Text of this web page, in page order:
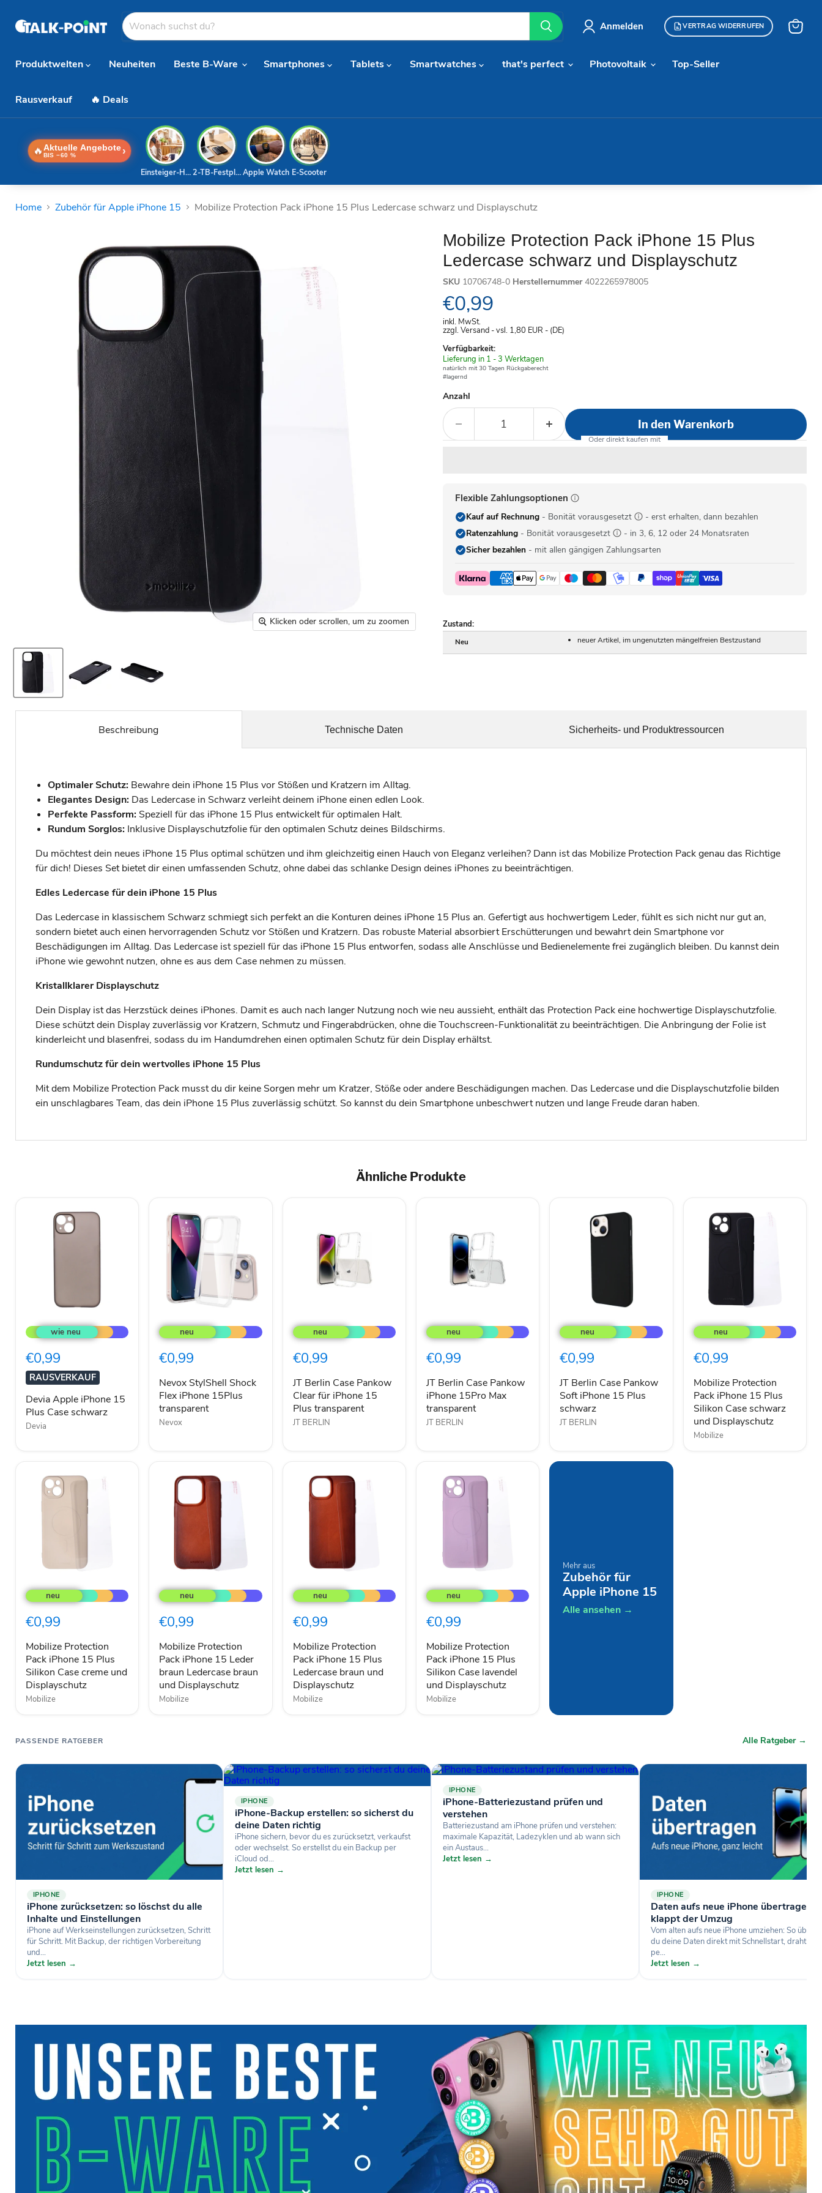
Anmelden VERTRAG WIDERRUFEN
Produktwelten
Neuheiten Beste B-Ware Smartphones Tablets Smartwatches that's perfect Photovoltaik Top-Seller
Rausverkauf 🔥 Deals
🔥 Aktuelle Angebote
BIS −60 % ›
E-Scooter
Apple Watch
2-TB-Festplatte
Einsteiger-Handy
Home Zubehör für Apple iPhone 15 Mobilize Protection Pack iPhone 15 Plus Ledercase schwarz und Displayschutz
Klicken oder scrollen, um zu zoomen
Mobilize Protection Pack iPhone 15 Plus
Ledercase schwarz und Displayschutz
SKU 10706748-0 Herstellernummer 4022265978005
Aktueller Preis
€0,99
inkl. MwSt.
zzgl. Versand - vsl. 1,80 EUR - (DE)
Verfügbarkeit:
Verfügbar
-
Lieferung in 1 - 3 Werktagen
natürlich mit 30 Tagen Rückgaberecht
#lagernd
Anzahl
In den Warenkorb
Flexible Zahlungsoptionen
Kauf auf Rechnung- Bonität vorausgesetzt
- erst erhalten, dann bezahlen
Ratenzahlung- Bonität vorausgesetzt
- in 3, 6, 12 oder 24 Monatsraten
Sicher bezahlen- mit allen gängigen Zahlungsarten
Zustand:
Neu neuer Artikel, im ungenutzten mängelfreien Bestzustand
Beschreibung
Optimaler Schutz: Bewahre dein iPhone 15 Plus vor Stößen und Kratzern im Alltag.
Elegantes Design: Das Ledercase in Schwarz verleiht deinem iPhone einen edlen Look.
Perfekte Passform: Speziell für das iPhone 15 Plus entwickelt für optimalen Halt.
Rundum Sorglos: Inklusive Displayschutzfolie für den optimalen Schutz deines Bildschirms.
Du möchtest dein neues iPhone 15 Plus optimal schützen und ihm gleichzeitig einen Hauch von Eleganz verleihen? Dann ist das Mobilize Protection Pack genau das Richtige
für dich! Dieses Set bietet dir einen umfassenden Schutz, ohne dabei das schlanke Design deines iPhones zu beeinträchtigen.
Edles Ledercase für dein iPhone 15 Plus
Das Ledercase in klassischem Schwarz schmiegt sich perfekt an die Konturen deines iPhone 15 Plus an. Gefertigt aus hochwertigem Leder, fühlt es sich nicht nur gut an,
sondern bietet auch einen hervorragenden Schutz vor Stößen und Kratzern. Das robuste Material absorbiert Erschütterungen und bewahrt dein Smartphone vor
Beschädigungen im Alltag. Das Ledercase ist speziell für das iPhone 15 Plus entworfen, sodass alle Anschlüsse und Bedienelemente frei zugänglich bleiben. Du kannst dein
iPhone wie gewohnt nutzen, ohne es aus dem Case nehmen zu müssen.
Kristallklarer Displayschutz
Dein Display ist das Herzstück deines iPhones. Damit es auch nach langer Nutzung noch wie neu aussieht, enthält das Protection Pack eine hochwertige Displayschutzfolie.
Diese schützt dein Display zuverlässig vor Kratzern, Schmutz und Fingerabdrücken, ohne die Touchscreen-Funktionalität zu beeinträchtigen. Die Anbringung der Folie ist
kinderleicht und blasenfrei, sodass du im Handumdrehen einen optimalen Schutz für dein Display erhältst.
Rundumschutz für dein wertvolles iPhone 15 Plus
Mit dem Mobilize Protection Pack musst du dir keine Sorgen mehr um Kratzer, Stöße oder andere Beschädigungen machen. Das Ledercase und die Displayschutzfolie bilden
ein unschlagbares Team, das dein iPhone 15 Plus zuverlässig schützt. So kannst du dein Smartphone unbeschwert nutzen und lange Freude daran haben.
Technische Daten Sicherheits- und Produktressourcen
Ähnliche Produkte
Apple
iPhone
Plus
Case
schwarz
€0,99
RAUSVERKAUF
Devia Apple iPhone 15
Plus Case schwarz
Devia
StylShell
Shock
iPhone
transparent
€0,99
Nevox StylShell Shock
Flex iPhone 15Plus
transparent
Nevox
Berlin
Case
Clear
iPhone
15
Plus
transparent
€0,99
JT Berlin Case Pankow
Clear für iPhone 15
Plus transparent
JT BERLIN
Berlin
Case
iPhone
Max
transparent
€0,99
JT Berlin Case Pankow
iPhone 15Pro Max
transparent
JT BERLIN
Berlin
Case
Soft
15
Plus
schwarz
€0,99
JT Berlin Case Pankow
Soft iPhone 15 Plus
schwarz
JT BERLIN
Protection
Pack
15
Silikon
Case
schwarz
und
Displayschutz
€0,99
Mobilize Protection
Pack iPhone 15 Plus
Silikon Case schwarz
und Displayschutz
Mobilize
Protection
Pack
15
Silikon
Case
creme
und
Displayschutz
€0,99
Mobilize Protection
Pack iPhone 15 Plus
Silikon Case creme und
Displayschutz
Mobilize
Protection
Pack
15
braun
Ledercase
braun
und
Displayschutz
€0,99
Mobilize Protection
Pack iPhone 15 Leder
braun Ledercase braun
und Displayschutz
Mobilize
Protection
Pack
15
Ledercase
braun
und
Displayschutz
€0,99
Mobilize Protection
Pack iPhone 15 Plus
Ledercase braun und
Displayschutz
Mobilize
Protection
Pack
15
Silikon
Case
lavendel
und
Displayschutz
€0,99
Mobilize Protection
Pack iPhone 15 Plus
Silikon Case lavendel
und Displayschutz
Mobilize
Mehr aus
Zubehör für
Apple iPhone 15
Alle ansehen →
PASSENDE RATGEBER Alle Ratgeber →
IPHONE
iPhone zurücksetzen: so löschst du alle
Inhalte und Einstellungen
iPhone auf Werkseinstellungen zurücksetzen, Schritt
für Schritt. Mit Backup, der richtigen Vorbereitung
und...
Jetzt lesen →
IPHONE
iPhone-Backup erstellen: so sicherst du
deine Daten richtig
iPhone sichern, bevor du es zurücksetzt, verkaufst
oder wechselst. So erstellst du ein Backup per
iCloud od...
Jetzt lesen →
IPHONE
iPhone-Batteriezustand prüfen und
verstehen
Batteriezustand am iPhone prüfen und verstehen:
maximale Kapazität, Ladezyklen und ab wann sich
ein Austaus...
Jetzt lesen →
IPHONE
Daten aufs neue iPhone übertragen:
klappt der Umzug
Vom alten aufs neue iPhone umziehen: So
du deine Daten direkt mit Schnellstart, drahtlos
pe...
Jetzt lesen →